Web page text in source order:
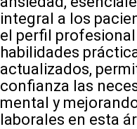
integral a los
el perfil
habilidades
actualizados,
confianza las
mental y
laborales en esta